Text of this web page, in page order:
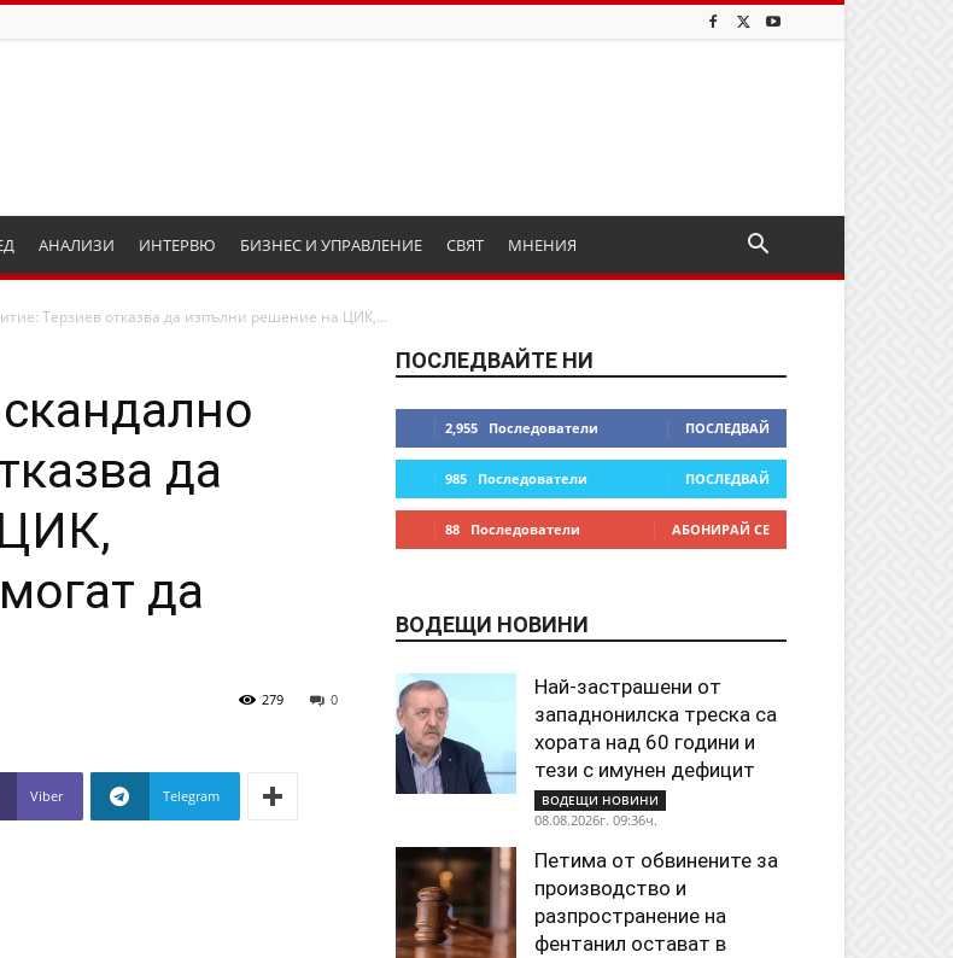
АНАЛИЗИ ИНТЕРВЮ БИЗНЕС И УПРАВЛЕНИЕ СВЯТ МНЕНИЯ
Терзиев отказва да изпълни решение на ЦИК,...
да
да
0
279
Viber Telegram
ПОСЛЕДВАЙТЕ НИ
2,955 Последователи ПОСЛЕДВАЙ
985 Последователи ПОСЛЕДВАЙ
88 Последователи АБОНИРАЙ СЕ
ВОДЕЩИ НОВИНИ
Най-застрашени от
западнонилска треска са
хората над 60 години и
тези с имунен дефицит
ВОДЕЩИ НОВИНИ
08.08.2026г. 09:36ч.
Петима от обвинените за
производство и
разпространение на
фентанил остават в